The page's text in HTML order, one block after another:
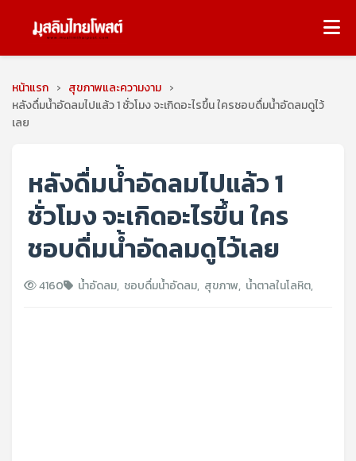
หน้าแรก › สุขภาพและความงาม ›
หลังดื่มน้ำอัดลมไปแล้ว 1 ชั่วโมง จะเกิดอะไรขึ้น ใครชอบดื่มน้ำอัดลมดูไว้
เลย
หลังดื่มน้ำอัดลมไปแล้ว 1
ชั่วโมง จะเกิดอะไรขึ้น ใคร
ชอบดื่มน้ำอัดลมดูไว้เลย
4160 น้ำอัดลม, ชอบดื่มน้ำอัดลม, สุขภาพ, น้ำตาลในโลหิต,